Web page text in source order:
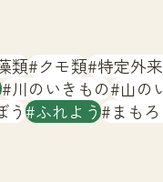
類 クモ類 特定外
川のいきもの 山の
う ふれよう まも